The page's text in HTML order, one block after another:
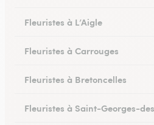
Fleuristes à L’Aigle
Fleuristes à Carrouges
Fleuristes à Bretoncelles
Fleuristes à Saint-Georges-